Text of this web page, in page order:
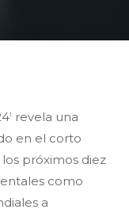
1
revela una
en el corto
próximos diez
como
a